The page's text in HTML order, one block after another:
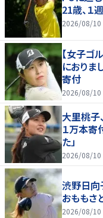
21歳、
2026/08/10
【女子ゴ
におりま
寄付
2026/08/10
大里桃子
１万本寄
た」
2026/08/10
渋野日向
おももさ
2026/08/10